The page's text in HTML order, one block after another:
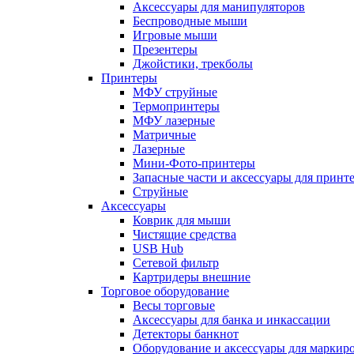
Аксессуары для манипуляторов
Беспроводные мыши
Игровые мыши
Презентеры
Джойстики, трекболы
Принтеры
МФУ струйные
Термопринтеры
МФУ лазерные
Матричные
Лазерные
Мини-Фото-принтеры
Запасные части и аксессуары для
Струйные
Аксессуары
Коврик для мыши
Чистящие средства
USB Hub
Сетевой фильтр
Картридеры внешние
Торговое оборудование
Весы торговые
Аксессуары для банка и инкассации
Детекторы банкнот
Оборудование и аксессуары для